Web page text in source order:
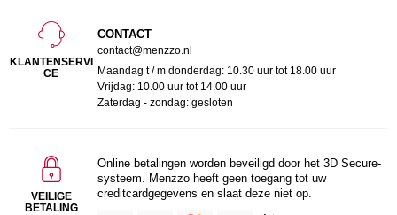
KLANTENSERVI
CE
CONTACT
contact@menzzo.nl
Maandag t / m donderdag: 10.30 uur tot 18.00 uur
Vrijdag: 10.00 uur tot 14.00 uur
Zaterdag - zondag: gesloten
VEILIGE
BETALING
Online betalingen worden beveiligd door het 3D Secure-
systeem. Menzzo heeft geen toegang tot uw
creditcardgegevens en slaat deze niet op.